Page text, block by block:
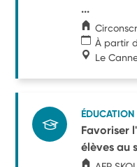
...
À partir
Le
Favoriser
élèves au